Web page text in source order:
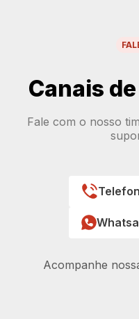
Canais
Fale com o nosso
Acompanhe